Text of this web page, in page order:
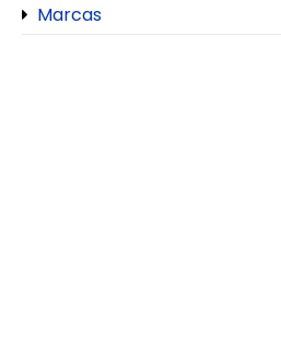
Marcas